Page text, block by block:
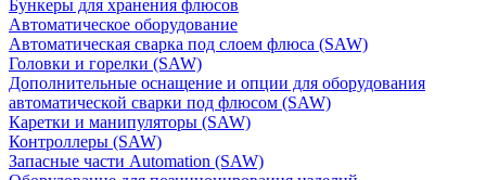
Бункеры для хранения флюсов
Автоматическое оборудование
Автоматическая сварка под слоем флюса (SAW)
Головки и горелки (SAW)
Дополнительные оснащение и опции для оборудования
автоматической сварки под флюсом (SAW)
Каретки и манипуляторы (SAW)
Контроллеры (SAW)
Запасные части Automation (SAW)